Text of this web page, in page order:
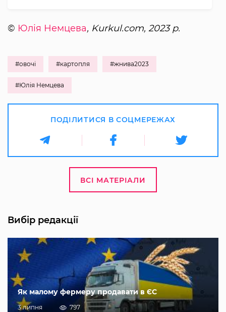
© Юлія Немцева, Kurkul.com, 2023 р.
#овочі #картопля #жнива2023
#Юлія Немцева
ПОДІЛИТИСЯ В СОЦМЕРЕЖАХ
ВСІ МАТЕРІАЛИ
Вибір редакції
Як малому фермеру продавати в ЄС
3 липня 797